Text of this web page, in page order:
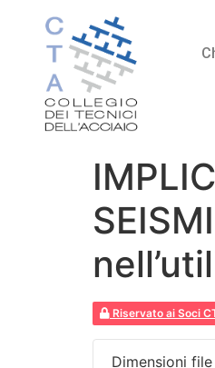
Riservato ai Soci
Dimensioni file